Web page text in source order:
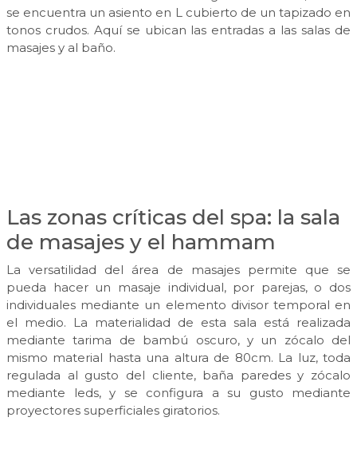
se encuentra un asiento en L cubierto de un tapizado en
tonos crudos. Aquí se ubican las entradas a las salas de
masajes y al baño.
Las zonas críticas del spa: la sala
de masajes y el hammam
La versatilidad del área de masajes permite que se
pueda hacer un masaje individual, por parejas, o dos
individuales mediante un elemento divisor temporal en
el medio. La materialidad de esta sala está realizada
mediante tarima de bambú oscuro, y un zócalo del
mismo material hasta una altura de 80cm. La luz, toda
regulada al gusto del cliente, baña paredes y zócalo
mediante leds, y se configura a su gusto mediante
proyectores superficiales giratorios.